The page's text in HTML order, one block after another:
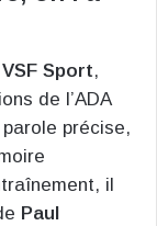
Sport,
de l’ADA
précise,
il
Paul